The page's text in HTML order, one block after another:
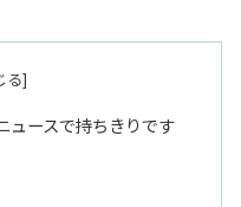
ュースで持ちきりです